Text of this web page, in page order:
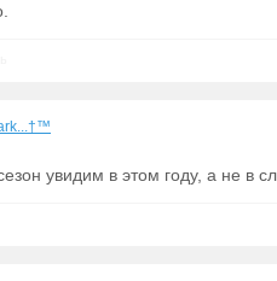
увидим в этом году, а не в